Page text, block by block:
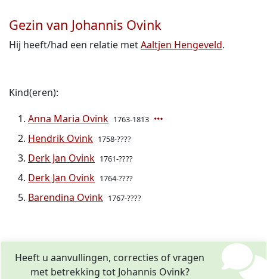
Gezin van Johannis Ovink
Hij heeft/had een relatie metAaltjen Hengeveld.
Kind(eren):
Anna Maria Ovink 1763-1813
Hendrik Ovink 1758-????
Derk Jan Ovink 1761-????
Derk Jan Ovink 1764-????
Barendina Ovink 1767-????
Heeft u aanvullingen, correcties of vragen
met betrekking tot Johannis Ovink?